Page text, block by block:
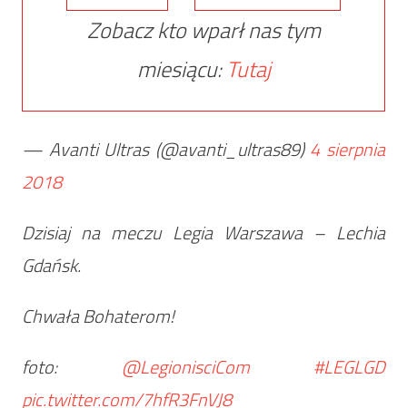
Zobacz kto wparł nas tym
miesiącu: Tutaj
— Avanti Ultras (@avanti_ultras89)4 sierpnia
2018
Dzisiaj na meczu Legia Warszawa – Lechia
Gdańsk.
Chwała Bohaterom!
foto: @LegionisciCom
#LEGLGD
pic.twitter.com/7hfR3FnVJ8